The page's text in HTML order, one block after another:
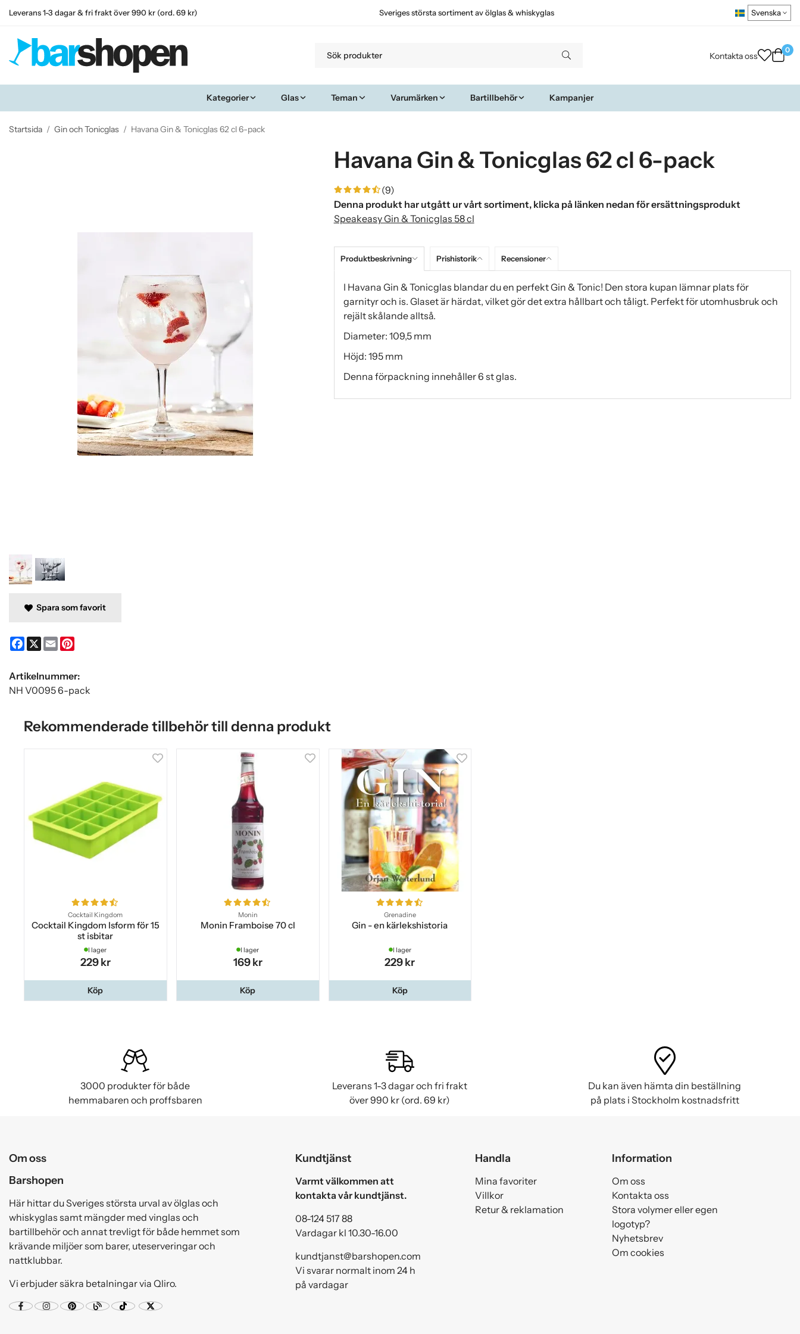
Leverans 1-3 dagar & fri frakt över 990 kr (ord. 69 kr) Sveriges största sortiment av ölglas & whiskyglas
Kontakta oss
0
Kategorier Glas Teman Varumärken Bartillbehör Kampanjer
Startsida / Gin och Tonicglas / Havana Gin & Tonicglas 62 cl 6-pack
Havana Gin & Tonicglas 62 cl 6-pack
(9)
Denna produkt har utgått ur vårt sortiment, klicka på länken nedan för ersättningsprodukt
Speakeasy Gin & Tonicglas 58 cl
Produktbeskrivning Prishistorik Recensioner
I Havana Gin & Tonicglas blandar du en perfekt Gin & Tonic! Den stora kupan lämnar plats för
garnityr och is. Glaset är härdat, vilket gör det extra hållbart och tåligt. Perfekt för utomhusbruk och
rejält skålande alltså.
Diameter: 109,5 mm
Höjd: 195 mm
Denna förpackning innehåller 6 st glas.
Spara som favorit
Facebook
X Email
Artikelnummer:
NH V0095 6-pack
Rekommenderade tillbehör till denna produkt
Cocktail Kingdom
Cocktail Kingdom Isform för 15
st isbitar
I lager
229 kr
Köp
Monin
Monin Framboise 70 cl
I lager
169 kr
Köp
Grenadine
Gin - en kärlekshistoria
I lager
229 kr
Köp
3000 produkter för både
hemmabaren och proffsbaren
Leverans 1-3 dagar och fri frakt
över 990 kr (ord. 69 kr)
Du kan även hämta din beställning
på plats i Stockholm kostnadsfritt
Om oss
Barshopen
Här hittar du Sveriges största urval av ölglas och
whiskyglas samt mängder med vinglas och
bartillbehör och annat trevligt för både hemmet som
krävande miljöer som barer, uteserveringar och
nattklubbar.
Vi erbjuder säkra betalningar via Qliro.
Kundtjänst
Varmt välkommen att
kontakta vår kundtjänst.
08-124 517 88
Vardagar kl 10.30-16.00
kundtjanst@barshopen.com
Vi svarar normalt inom 24 h
på vardagar
Handla
Mina favoriter
Villkor
Retur & reklamation
Information
Om oss
Kontakta oss
Stora volymer eller egen
logotyp?
Nyhetsbrev
Om cookies